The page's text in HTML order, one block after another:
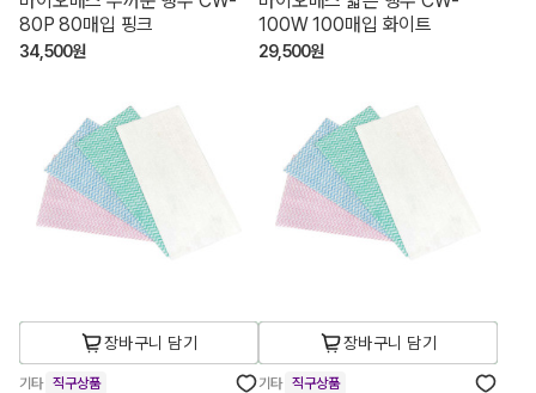
80P 80매입 핑크
34,500원
100W 100매입 화이트
29,500원
장바구니 담기
기타 직구상품
장바구니 담기
기타 직구상품